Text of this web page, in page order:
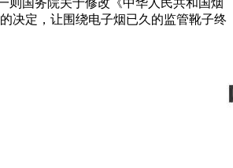
则国务院关于修改《中华人民共和国烟
决定，让围绕电子烟已久的监管靴子终